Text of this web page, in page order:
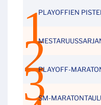
PLAYOFFIEN
PLAYOFF-
SM-